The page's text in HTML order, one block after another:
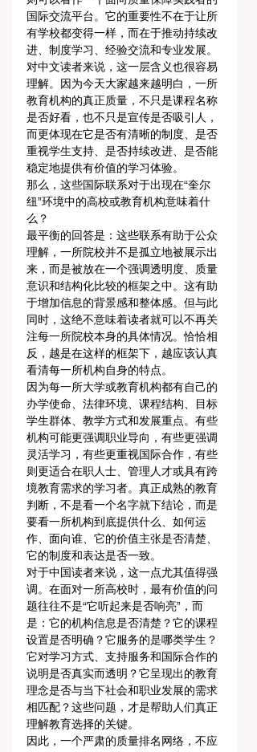
国际交流平台。它的重要性不在于让所
有学校都变得一样，而在于推动持续改
进、制度学习、经验交流和专业发展。
对中文读者来说，这一层含义也很容易
理解。因为今天大家越来越明白，一所
教育机构的真正质量，不只是课程名称
是否好看，也不只是宣传是否吸引人，
而更体现在它是否有清晰的制度、是否
重视学生支持、是否持续改进、是否能
稳定地提供有价值的学习体验。
那么，这些国际联系对于出现在“奎尔
纽”环境中的高校或教育机构意味着什
么？
最平衡的回答是：这些联系有助于公众
理解，一所院校并不是孤立地被展示出
来，而是被放在一个强调透明度、质量
意识和结构化比较的框架之中。这有助
于增加信息的背景感和整体感。但与此
同时，这绝不意味着读者就可以不再关
注每一所院校本身的具体情况。恰恰相
反，越是在这样的框架下，越应该认真
看清每一所机构自身的特点。
因为每一所大学或教育机构都有自己的
办学使命、法律环境、课程结构、目标
学生群体、教学方式和发展重点。有些
机构可能更强调职业导向，有些更强调
灵活学习，有些更重视国际合作，有些
则更适合在职人士、管理人才或具有跨
境教育需求的学习者。真正成熟的教育
判断，不是看一个名字就下结论，而是
要看一所机构到底提供什么、如何运
作、面向谁、它的价值主张是否清楚、
它的制度和表达是否一致。
对于中国读者来说，这一点尤其值得强
调。在面对一所高校时，最有价值的问
题往往不是“它听起来是否响亮”，而
是：它的机构信息是否清楚？它的课程
设置是否明确？它服务的是哪类学生？
它对学习方式、支持服务和国际合作的
说明是否真实而透明？它呈现出的教育
理念是否与当下社会和职业发展的需求
相匹配？这些问题，才是帮助人们真正
理解教育选择的关键。
因此，一个严肃的质量排名网络，不应